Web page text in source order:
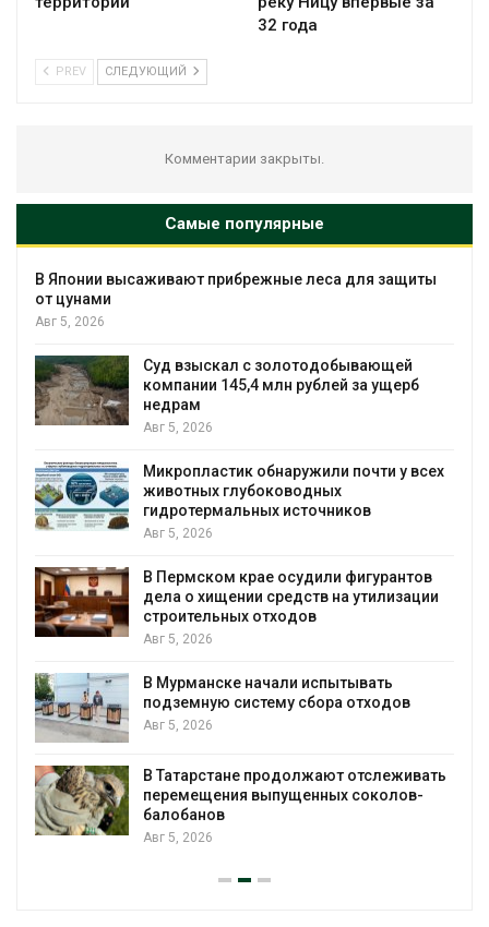
32 года
PREV СЛЕДУЮЩИЙ
Комментарии закрыты.
Самые популярные
высаживают прибрежные леса для защиты
2026
Суд взыскал с золотодобывающей
компании 145,4 млн рублей за ущерб
недрам
Авг 5, 2026
Микропластик обнаружили почти у всех
животных глубоководных
гидротермальных источников
Авг 5, 2026
В Пермском крае осудили фигурантов
дела о хищении средств на утилизации
строительных отходов
Авг 5, 2026
В Мурманске начали испытывать
подземную систему сбора отходов
Авг 5, 2026
В Татарстане продолжают отслеживать
перемещения выпущенных соколов-
балобанов
Авг 5, 2026